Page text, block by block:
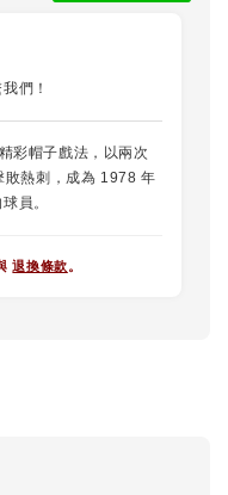
們！
彩帽子戲法，以兩次
敗熱刺，成為 1978 年
員。
退換條款。